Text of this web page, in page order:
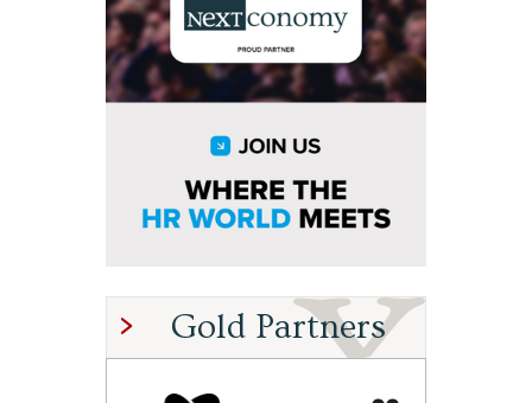
Gold Partners